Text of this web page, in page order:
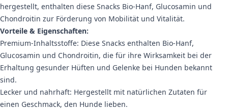
hergestellt, enthalten diese Snacks Bio-Hanf, Glucosamin und
Chondroitin zur Förderung von Mobilität und Vitalität.
Vorteile & Eigenschaften:
Premium-Inhaltsstoffe: Diese Snacks enthalten Bio-Hanf,
Glucosamin und Chondroitin, die für ihre Wirksamkeit bei der
Erhaltung gesunder Hüften und Gelenke bei Hunden bekannt
sind.
Lecker und nahrhaft: Hergestellt mit natürlichen Zutaten für
einen Geschmack, den Hunde lieben.